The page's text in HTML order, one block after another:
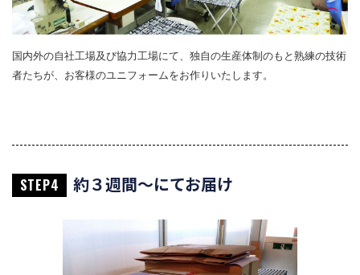
国内外の自社工場及び協力工場にて、独自の生産体制のもと熟練の技術
者たちが、お客様のユニフォームをお作りいたします。
STEP4 約３週間～にてお届け